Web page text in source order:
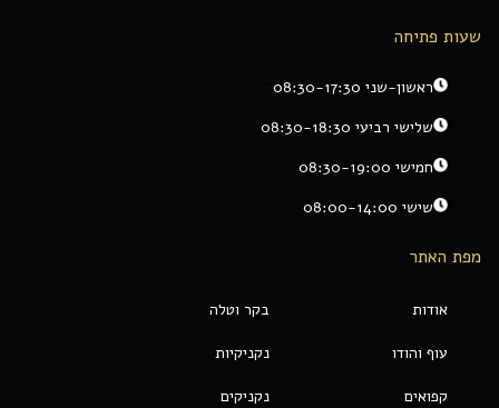
שעות פתיחה
ראשון-שני 08:30-17:30
שלישי רביעי 08:30-18:30
חמישי 08:30-19:00
שישי 08:00-14:00
מפת האתר
אודות בקר וטלה
עוף והודו נקניקיות
קפואים נקניקים